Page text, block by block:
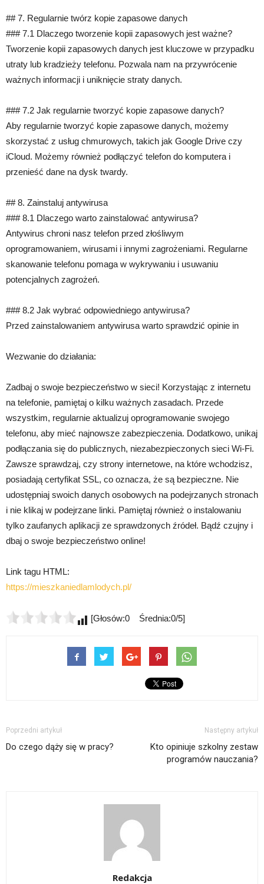
## 7. Regularnie twórz kopie zapasowe danych
### 7.1 Dlaczego tworzenie kopii zapasowych jest ważne?
Tworzenie kopii zapasowych danych jest kluczowe w przypadku
utraty lub kradzieży telefonu. Pozwala nam na przywrócenie
ważnych informacji i uniknięcie straty danych.
### 7.2 Jak regularnie tworzyć kopie zapasowe danych?
Aby regularnie tworzyć kopie zapasowe danych, możemy
skorzystać z usług chmurowych, takich jak Google Drive czy
iCloud. Możemy również podłączyć telefon do komputera i
przenieść dane na dysk twardy.
## 8. Zainstaluj antywirusa
### 8.1 Dlaczego warto zainstalować antywirusa?
Antywirus chroni nasz telefon przed złośliwym
oprogramowaniem, wirusami i innymi zagrożeniami. Regularne
skanowanie telefonu pomaga w wykrywaniu i usuwaniu
potencjalnych zagrożeń.
### 8.2 Jak wybrać odpowiedniego antywirusa?
Przed zainstalowaniem antywirusa warto sprawdzić opinie in
Wezwanie do działania:
Zadbaj o swoje bezpieczeństwo w sieci! Korzystając z internetu
na telefonie, pamiętaj o kilku ważnych zasadach. Przede
wszystkim, regularnie aktualizuj oprogramowanie swojego
telefonu, aby mieć najnowsze zabezpieczenia. Dodatkowo, unikaj
podłączania się do publicznych, niezabezpieczonych sieci Wi-Fi.
Zawsze sprawdzaj, czy strony internetowe, na które wchodzisz,
posiadają certyfikat SSL, co oznacza, że są bezpieczne. Nie
udostępniaj swoich danych osobowych na podejrzanych stronach
i nie klikaj w podejrzane linki. Pamiętaj również o instalowaniu
tylko zaufanych aplikacji ze sprawdzonych źródeł. Bądź czujny i
dbaj o swoje bezpieczeństwo online!
Link tagu HTML:
https://mieszkaniedlamlodych.pl/
[Głosów:0 Średnia:0/5]
Poprzedni artykuł
Do czego dąży się w pracy?
Następny artykuł
Kto opiniuje szkolny zestaw
programów nauczania?
Redakcja